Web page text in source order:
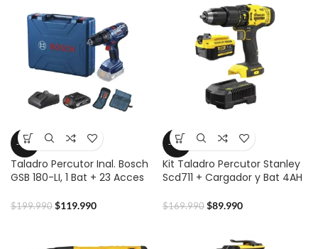
-40%
Taladro Percutor Inal. Bosch
GSB 180-LI, 1 Bat + 23 Acces
$199.990 $119.990
-47%
Kit Taladro Percutor Stanley
Scd711 + Cargador y Bat 4AH
$169.990 $89.990